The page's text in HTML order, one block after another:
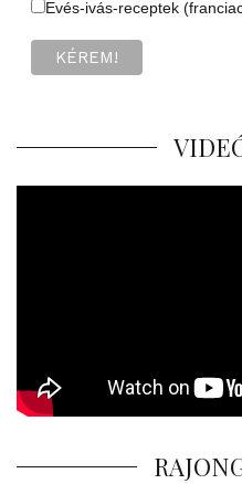
Evés-ivás-receptek